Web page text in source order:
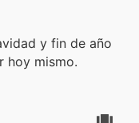
y fin de año
hoy mismo.